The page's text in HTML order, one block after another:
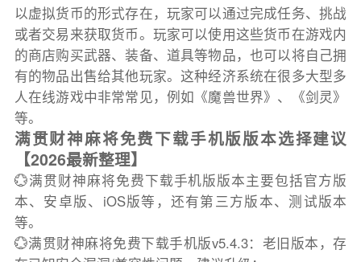
以虚拟货币的形式存在，玩家可以通过完成任务、挑战
或者交易来获取货币。玩家可以使用这些货币在游戏内
的商店购买武器、装备、道具等物品，也可以将自己拥
有的物品出售给其他玩家。这种经济系统在很多大型多
人在线游戏中非常常见，例如《魔兽世界》、《剑灵》
等。
满贯财神麻将免费下载手机版版本选择建议
【2026最新整理】
💮满贯财神麻将免费下载手机版版本主要包括官方版
本、安卓版、iOS版等，还有第三方版本、测试版本
等。
💮满贯财神麻将免费下载手机版v5.4.3：老旧版本，存